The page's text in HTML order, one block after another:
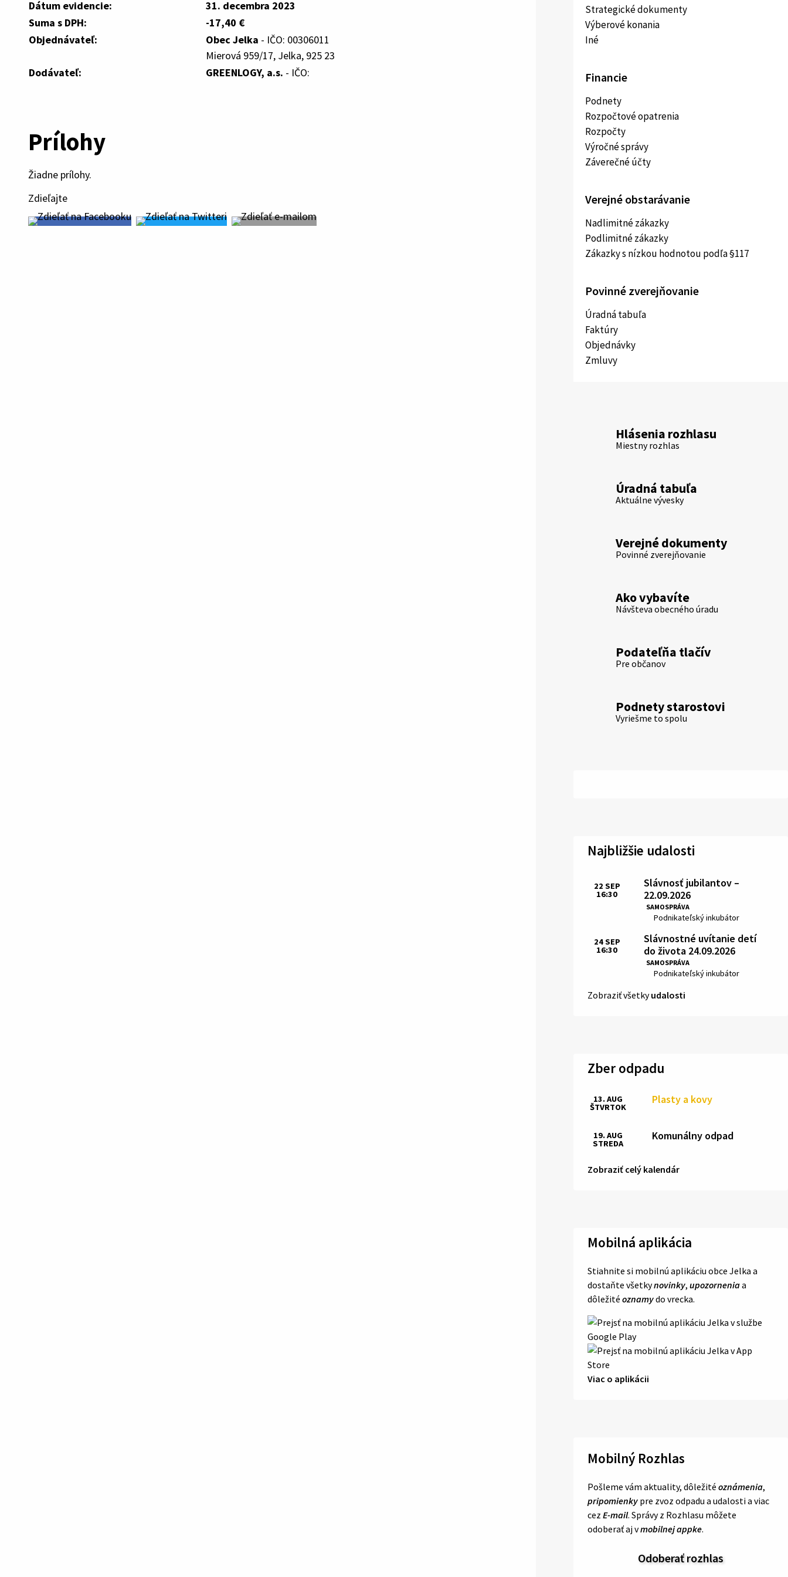
Dátum evidencie:
31. decembra 2023
Suma s DPH:
-17,40 €
Objednávateľ:
Obec Jelka - IČO: 00306011
Mierová 959/17, Jelka, 925 23
Dodávateľ:
GREENLOGY, a.s. - IČO:
Prílohy
Žiadne prílohy.
Zdieľajte
Strategické dokumenty
Výberové konania
Iné
Financie
Podnety
Rozpočtové opatrenia
Rozpočty
Výročné správy
Záverečné účty
Verejné obstarávanie
Nadlimitné zákazky
Podlimitné zákazky
Zákazky s nízkou hodnotou podľa §117
Povinné zverejňovanie
Úradná tabuľa
Faktúry
Objednávky
Zmluvy
Hlásenia rozhlasu
Miestny rozhlas
Úradná tabuľa
Aktuálne vývesky
Verejné dokumenty
Povinné zverejňovanie
Ako vybavíte
Návšteva obecného úradu
Podateľňa tlačív
Pre občanov
Podnety starostovi
Vyriešme to spolu
Najbližšie udalosti
Slávnosť jubilantov –
22.09.2026
SAMOSPRÁVA
Miesto:
Podnikateľský inkubátor
Čas:
22 SEP
16:30
Slávnostné uvítanie detí
do života 24.09.2026
SAMOSPRÁVA
Miesto:
Podnikateľský inkubátor
Čas:
24SEP
16:30
Zobraziť všetkyudalosti
Zber odpadu
Plasty a kovy
13. AUG
ŠTVRTOK
Komunálny odpad
19. AUG
STREDA
Zobraziť celý kalendár
Mobilná aplikácia
Stiahnite si mobilnú aplikáciu obce Jelka a
dostaňte všetkynovinky, upozorneniaa
dôležité oznamydo vrecka.
Viac o aplikácii
Mobilný Rozhlas
Pošleme vám aktuality, dôležité oznámenia,
pripomienky pre zvoz odpadu a udalosti a viac
cez E-mail. Správy z Rozhlasu môžete
odoberať aj vmobilnej appke.
Odoberať rozhlas